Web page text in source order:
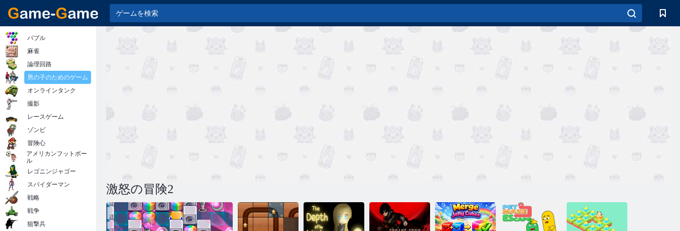
激怒の冒険2
バブル
麻雀
論理回路
男の子のためのゲーム
オンラインタンク
撮影
レースゲーム
ゾンビ
冒険心
アメリカンフットボー
ル
レゴニンジャゴー
スパイダーマン
戦略
戦争
狙撃兵